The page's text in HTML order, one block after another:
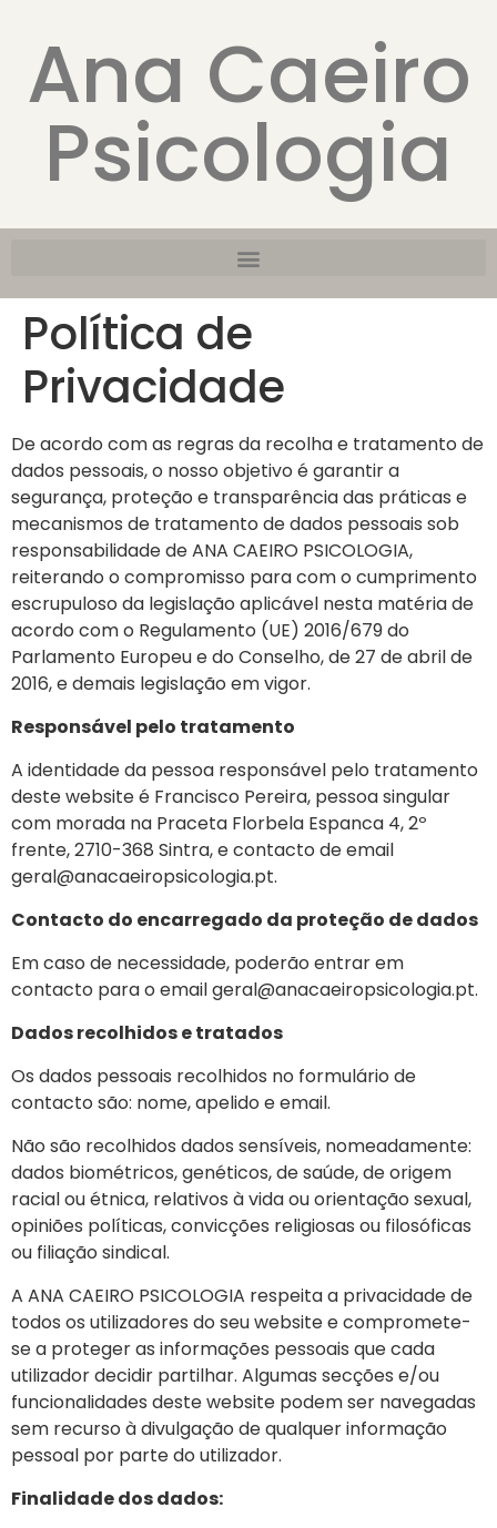
Ana Caeiro
Psicologia
Política de
Privacidade
De acordo com as regras da recolha e tratamento de
dados pessoais, o nosso objetivo é garantir a
segurança, proteção e transparência das práticas e
mecanismos de tratamento de dados pessoais sob
responsabilidade de ANA CAEIRO PSICOLOGIA,
reiterando o compromisso para com o cumprimento
escrupuloso da legislação aplicável nesta matéria de
acordo com o Regulamento (UE) 2016/679 do
Parlamento Europeu e do Conselho, de 27 de abril de
2016, e demais legislação em vigor.
Responsável pelo tratamento
A identidade da pessoa responsável pelo tratamento
deste website é Francisco Pereira, pessoa singular
com morada na Praceta Florbela Espanca 4, 2º
frente, 2710-368 Sintra, e contacto de email
geral@anacaeiropsicologia.pt.
Contacto do encarregado da proteção de dados
Em caso de necessidade, poderão entrar em
contacto para o emailgeral@anacaeiropsicologia.pt.
Dados recolhidos e tratados
Os dados pessoais recolhidos no formulário de
contacto são: nome, apelido e email.
Não são recolhidos dados sensíveis, nomeadamente:
dados biométricos, genéticos, de saúde, de origem
racial ou étnica, relativos à vida ou orientação sexual,
opiniões políticas, convicções religiosas ou filosóficas
ou filiação sindical.
A ANA CAEIRO PSICOLOGIA respeita a privacidade de
todos os utilizadores do seu website e compromete-
se a proteger as informações pessoais que cada
utilizador decidir partilhar. Algumas secções e/ou
funcionalidades deste website podem ser navegadas
sem recurso à divulgação de qualquer informação
pessoal por parte do utilizador.
Finalidade dos dados: